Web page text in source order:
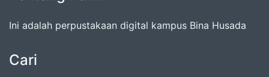
Ini adalah perpustakaan digital kampus Bina Husada
Cari